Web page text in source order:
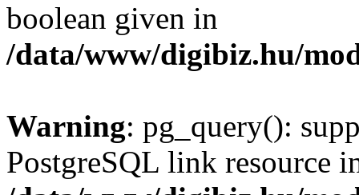
boolean given in
/data/www/digibiz.hu/
Warning: pg_query():
PostgreSQL link resource